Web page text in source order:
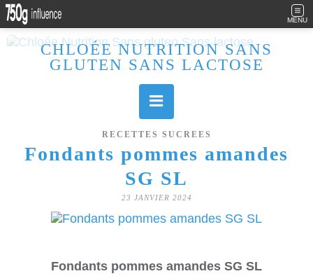
MENU
CHLOÉE NUTRITION SANS
GLUTEN SANS LACTOSE
RECETTES SUCREES
Fondants pommes amandes
SG SL
23 JANVIER 2024
Fondants pommes amandes SG SL